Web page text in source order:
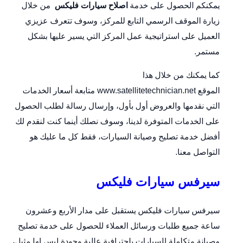
يمكنكم الحصول على خدمة اصلاح سيارات فليكس من خلال
زيارة الموقف الرسمي التابع للمركز، وسوف تتعرف عزيزي
العميل على استراتيجية عمل المركز التي يسير عليها بشكل
مستمر.
كما يمكنك من خلال هذا
الموقعwww.satellitetechnician.netمتابعة أسعار الخدمات
التي نقدمها والعروض أول بأول، وإرسال رسالة لطلب الحصول
على الخدمات المتوفرة لدينا، وسوف نصلك أينما كنت لنقدم لك
أفضل خدمة تصليح وصيانة السيارات، فقط كل ما عليك هو
التواصل معنا.
سيرفس سيارات فليكس
سيرفس سيارات فليكس يستقبل على مدار الأربع وعشرون
ساعة جميع طلبات ورسائل العملاء للحصول على خدمة تصليح